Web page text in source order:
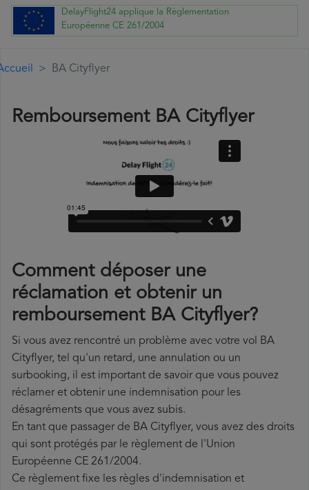
DelayFlight24 applique la Règlementation
Européenne CE 261/2004
BA Cityflyer
Remboursement BA Cityflyer
Comment déposer une
réclamation et obtenir un
remboursement BA Cityflyer?
Si vous avez rencontré un problème avec votre vol BA
Cityflyer, tel qu'un retard, une annulation ou un
surbooking, il est important de savoir que vous pouvez
réclamer et obtenir une indemnisation pour les
désagréments que vous avez subis.
En tant que passager de BA Cityflyer, vous avez des droits
qui sont protégés par le règlement de l'Union
Européenne CE 261/2004.
Ce règlement fixe les règles d'indemnisation et